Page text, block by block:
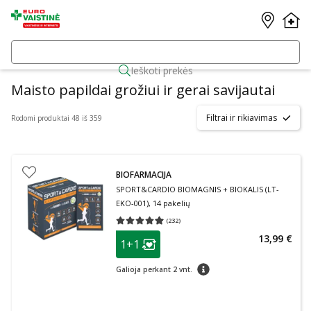
Ieškoti prekės
Maisto papildai grožiui ir gerai savijautai
Rodomi produktai 48 iš 359 Filtrai ir rikiavimas
BIOFARMACIJA
SPORT&CARDIO BIOMAGNIS + BIOKALIS (LT-
EKO-001), 14 pakelių
(232)
Vidutinis įvertinimas 4.93
patarimas
Lojalumo klubo narių nuolaida
1+1
Galioja perkant 2 vnt. patarimas
13,99 €